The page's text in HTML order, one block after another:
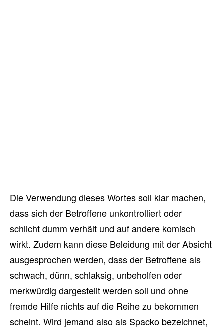
Die Verwendung dieses Wortes soll klar machen,
dass sich der Betroffene unkontrolliert oder
schlicht dumm verhält und auf andere komisch
wirkt. Zudem kann diese Beleidung mit der Absicht
ausgesprochen werden, dass der Betroffene als
schwach, dünn, schlaksig, unbeholfen oder
merkwürdig dargestellt werden soll und ohne
fremde Hilfe nichts auf die Reihe zu bekommen
scheint. Wird jemand also als Spacko bezeichnet,